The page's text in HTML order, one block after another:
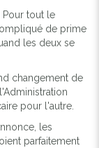
Pour tout le
de prime
les deux se
changement de
pour l'autre.
les
parfaitement